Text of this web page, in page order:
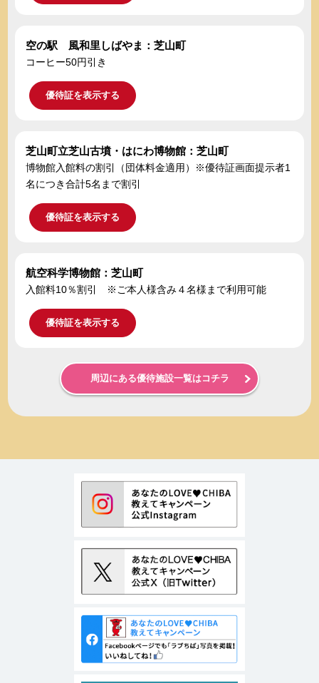
空の駅 風和里しばやま：芝山町
コーヒー50円引き
優待証を表示する
芝山町立芝山古墳・はにわ博物館：芝山町
博物館入館料の割引（団体料金適用）※優待証画面提示者1
名につき合計5名まで割引
優待証を表示する
航空科学博物館：芝山町
入館料10％割引 ※ご本人様含み４名様まで利用可能
優待証を表示する
周辺にある優待施設一覧はコチラ